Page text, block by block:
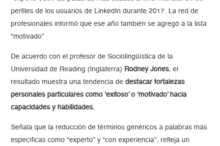
perfiles de los usuarios de LinkedIn durante 2017. La red de
profesionales informó que ese año también se agregó a la lista
“motivado”
De acuerdo con el profesor de Sociolingüística de la
Universidad de Reading (Inglaterra) Rodney Jones, el
resultado muestra una tendencia dedestacar fortalezas
personales particulares como ‘exitoso’ o ‘motivado’ hacia
capacidades y habilidades.
Señala que la reducción de términos genéricos a palabras más
específicas como “experto” y “con experiencia”, refleja un